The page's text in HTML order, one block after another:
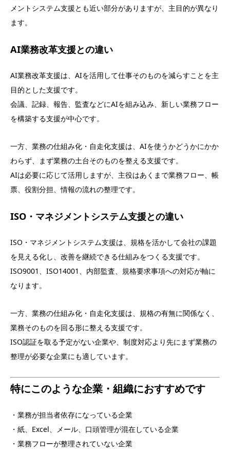
メントシステム支援とも近い部分がありますが、主目的が異なり
ます。
AI業務改革支援との違い
AI業務改革支援は、AIを活用して仕事そのものを減らすことを主
目的とした支援です。
会議、記録、報告、監査などにAIを組み込み、新しい業務フロー
を構築する支援が中心です。
一方、業務の仕組み化・自走化支援は、AIを使うかどうかにかか
わらず、まず業務の土台そのものを整える支援です。
AIは必要に応じて活用しますが、主役はあくまで業務フロー、帳
票、役割分担、情報の流れの整理です。
ISO・マネジメントシステム支援との違い
ISO・マネジメントシステム支援は、規格を活かして会社の課題
を見える化し、改善を継続できる仕組みをつくる支援です。
ISO9001、ISO14001、内部監査、規格要求事項への対応が軸に
なります。
一方、業務の仕組み化・自走化支援は、規格の有無に関係なく、
業務そのものを回る形に整える支援です。
ISO認証を取る予定がない企業や、制度対応より先にまず業務の
整理が必要な企業にも適しています。
特にこのような企業・組織におすすめです
・業務が担当者依存になっている企業
・紙、Excel、メール、口頭管理が混在している企業
・業務フローが整理されていない企業